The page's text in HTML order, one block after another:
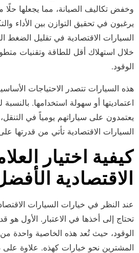
وخفض تكاليف الصيانة، مما يجعلها حلًا
يرغبون في تحقيق التوازن بين الأداء
السيارات الاقتصادية في تقليل الضغط
خلال استهلاك أقل للطاقة وتقنيات
الوقود.
هذه السيارات تتصدر الاحتياجات
اعتماديتها أو سهولة استخدامها.
يعتمدون على سياراتهم يومياً في
السيارات الاقتصادية تأتي من قدرتها
كيفية اختيار
الاقتصادية
عند النظر في خيارات السيارات
تحتاج إلى أخذها في الاعتبار. الأول هو
الوقود، حيث تُعد هذه الخاصية واحدة من
المشترين نحو خيارات كهذه. علاوة